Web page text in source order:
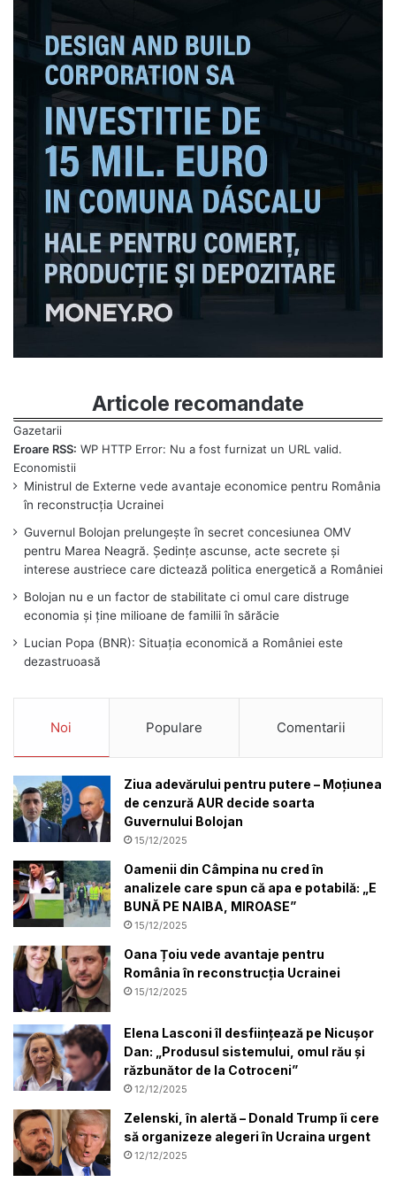
Articole recomandate
Eroare RSS: WP HTTP Error: Nu a fost furnizat un URL valid.
Ministrul de Externe vede avantaje economice pentru România
în reconstrucția Ucrainei
Guvernul Bolojan prelungește în secret concesiunea OMV
pentru Marea Neagră. Ședințe ascunse, acte secrete și
interese austriece care dictează politica energetică a României
Bolojan nu e un factor de stabilitate ci omul care distruge
economia și ține milioane de familii în sărăcie
Lucian Popa (BNR): Situația economică a României este
dezastruoasă
Noi Populare Comentarii
Ziua adevărului pentru putere – Moțiunea
de cenzură AUR decide soarta
Guvernului Bolojan
15/12/2025
Oamenii din Câmpina nu cred în
analizele care spun că apa e potabilă: „E
BUNĂ PE NAIBA, MIROASE”
15/12/2025
Oana Țoiu vede avantaje pentru
România în reconstrucția Ucrainei
15/12/2025
Elena Lasconi îl desființează pe Nicușor
Dan: „Produsul sistemului, omul rău și
răzbunător de la Cotroceni”
12/12/2025
Zelenski, în alertă – Donald Trump îi cere
să organizeze alegeri în Ucraina urgent
12/12/2025